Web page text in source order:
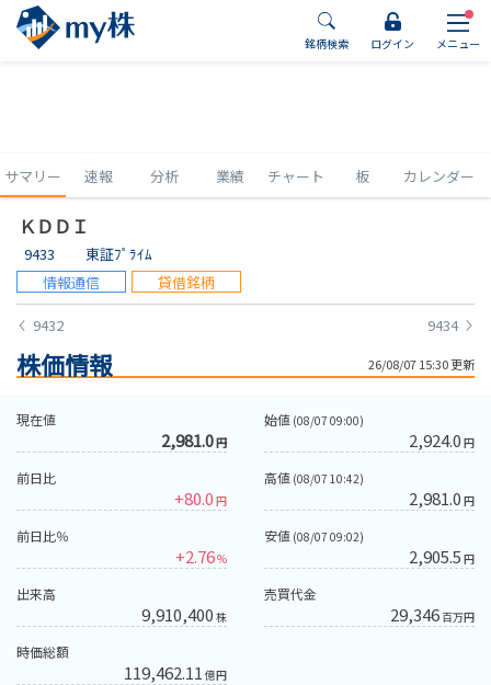
銘柄検索 ログイン メニュー
サマリー 速報 分析 業績 チャート 板 カレンダー
ＫＤＤＩ
9433
東証ﾌﾟﾗｲﾑ
情報通信
貸借銘柄
9432 9434
株価情報 26/08/07 15:30 更新
現在値
2,981.0円
始値(08/07 09:00)
2,924.0 円
前日比
+80.0 円
高値(08/07 10:42)
2,981.0 円
前日比％
+2.76%
安値(08/07 09:02)
2,905.5 円
出来高
9,910,400 株
売買代金
29,346百万円
時価総額
119,462.11 億円